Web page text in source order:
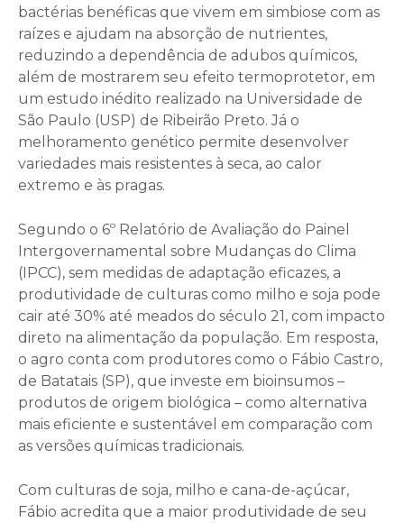
bactérias benéficas que vivem em simbiose com as
raízes e ajudam na absorção de nutrientes,
reduzindo a dependência de adubos químicos,
além de mostrarem seu efeito termoprotetor, em
um estudo inédito realizado na Universidade de
São Paulo (USP) de Ribeirão Preto. Já o
melhoramento genético permite desenvolver
variedades mais resistentes à seca, ao calor
extremo e às pragas.
Segundo o 6º Relatório de Avaliação do Painel
Intergovernamental sobre Mudanças do Clima
(IPCC), sem medidas de adaptação eficazes, a
produtividade de culturas como milho e soja pode
cair até 30% até meados do século 21, com impacto
direto na alimentação da população. Em resposta,
o agro conta com produtores como o Fábio Castro,
de Batatais (SP), que investe em bioinsumos –
produtos de origem biológica – como alternativa
mais eficiente e sustentável em comparação com
as versões químicas tradicionais.
Com culturas de soja, milho e cana-de-açúcar,
Fábio acredita que a maior produtividade de seu